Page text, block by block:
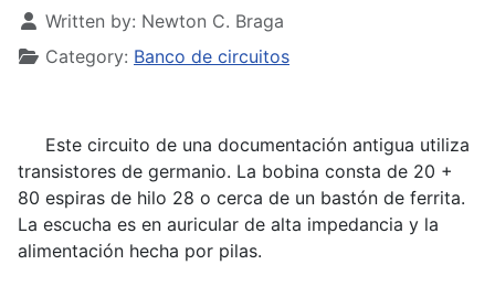
Details
Written by: Newton C. Braga
Category: Banco de circuitos
Este circuito de una documentación antigua utiliza
transistores de germanio. La bobina consta de 20 +
80 espiras de hilo 28 o cerca de un bastón de ferrita.
La escucha es en auricular de alta impedancia y la
alimentación hecha por pilas.